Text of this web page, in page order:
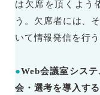
は欠席を頂くよう
う。欠席者には、
いて情報発信を行う
●Web会議室シス
会・選考を導入する